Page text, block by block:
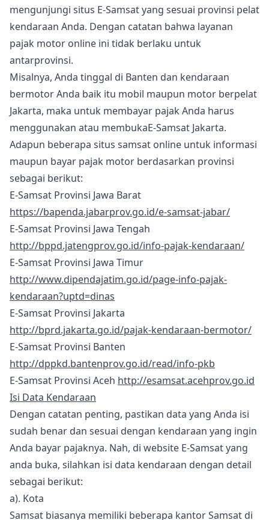
mengunjungi situs E-Samsat yang sesuai provinsi pelat
kendaraan Anda. Dengan catatan bahwa layanan
pajak motor online ini tidak berlaku untuk
antarprovinsi.
Misalnya, Anda tinggal di Banten dan kendaraan
bermotor Anda baik itu mobil maupun motor berpelat
Jakarta, maka untuk membayar pajak Anda harus
menggunakan atau membukaE-Samsat Jakarta.
Adapun beberapa situs samsat online untuk informasi
maupun bayar pajak motor berdasarkan provinsi
sebagai berikut:
E-Samsat Provinsi Jawa Barat
https://bapenda.jabarprov.go.id/e-samsat-jabar/
E-Samsat Provinsi Jawa Tengah
http://bppd.jatengprov.go.id/info-pajak-kendaraan/
E-Samsat Provinsi Jawa Timur
http://www.dipendajatim.go.id/page-info-pajak-
kendaraan?uptd=dinas
E-Samsat Provinsi Jakarta
http://bprd.jakarta.go.id/pajak-kendaraan-bermotor/
E-Samsat Provinsi Banten
http://dppkd.bantenprov.go.id/read/info-pkb
E-Samsat Provinsi Aceh http://esamsat.acehprov.go.id
Isi Data Kendaraan
Dengan catatan penting, pastikan data yang Anda isi
sudah benar dan sesuai dengan kendaraan yang ingin
Anda bayar pajaknya. Nah, di website E-Samsat yang
anda buka, silahkan isi data kendaraan dengan detail
sebagai berikut:
a). Kota
Samsat biasanya memiliki beberapa kantor Samsat di